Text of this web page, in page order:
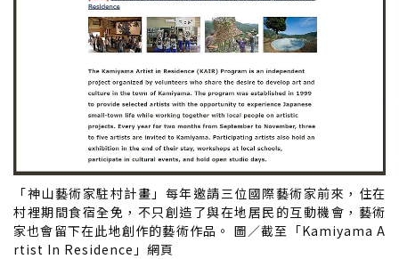
「神山藝術家駐村計畫」每年邀請三位國際藝術家前來，住在
村裡期間食宿全免，不只創造了與在地居民的互動機會，藝術
家也會留下在此地創作的藝術作品。 圖／截至「Kamiyama A
rtist In Residence」網頁